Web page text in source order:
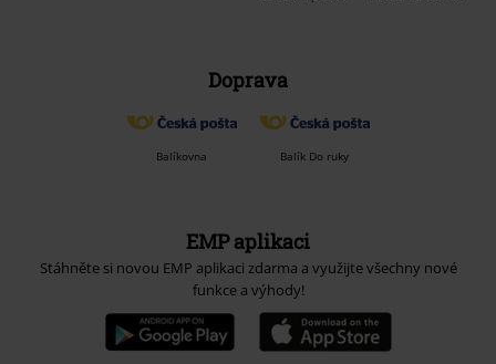
Doprava
Balíkovna Balík Do ruky
EMP aplikaci
Stáhněte si novou EMP aplikaci zdarma a využijte všechny nové
funkce a výhody!